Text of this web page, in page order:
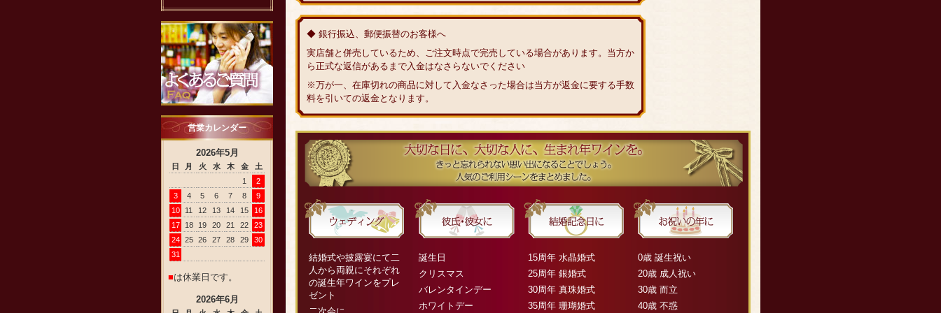
営業カレンダー
2026年5月
日 月 火 水 木 金
土
1
2
3
4 5 6 7 8
9
10
11 12 13 14 15
16
17
18 19 20 21 22
23
24
25 26 27 28 29
30
31
■は休業日です。
2026年6月
◆ 銀行振込、郵便振替のお客様へ
実店舗と併売しているため、ご注文時点で完売している場合があります。当方か
ら正式な返信があるまで入金はなさらないでください
※万が一、在庫切れの商品に対して入金なさった場合は当方が返金に要する手数
料を引いての返金となります。
結婚式や披露宴にて二
人から両親にそれぞれ
の誕生年ワインをプレ
ゼント
誕生日
クリスマス
バレンタインデー
ホワイトデー
15周年 水晶婚式
25周年 銀婚式
30周年 真珠婚式
35周年 珊瑚婚式
0歳 誕生祝い
20歳 成人祝い
30歳 而立
40歳 不惑